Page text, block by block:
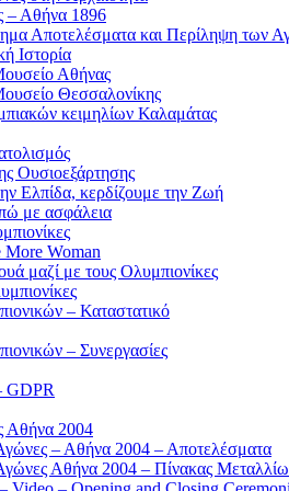
– Αθήνα 1896
Αποτελέσματα και Περίληψη των
Ιστορία
Αθήνας
Θεσσαλονίκης
κειμηλίων Καλαμάτας
Ουσιοεξάρτησης
Ελπίδα, κερδίζουμε την Ζωή
με ασφάλεια
More Woman
μαζί με τους Ολυμπιονίκες
– Καταστατικό
– Συνεργασίες
GDPR
Αθήνα 2004
– Αθήνα 2004 – Αποτελέσματα
Αθήνα 2004 – Πίνακας